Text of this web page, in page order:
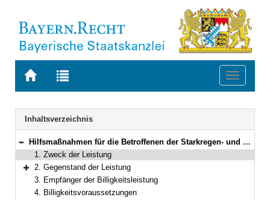
Zur
BAYERN.RECHT
Zur
letzten
Suche
Toggle
Navigation
Inhaltsverzeichnis
Bereich reduzieren
Hilfsmaßnahmen für die Betroffenen der Starkregen- und Hochwasserkatastrophen im Juli 2021; Programm zur Wiederherstellung der Infrastruktur in den Gemeinden
1. Zweck der Leistung
Bereich erweitern
2. Gegenstand der Leistung
3. Empfänger der Billigkeitsleistung
4. Billigkeitsvoraussetzungen